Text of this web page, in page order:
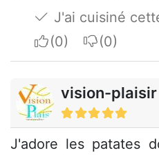
J'ai cuisiné
I apreciateI do not
vision-plaisir
J'adore les patates